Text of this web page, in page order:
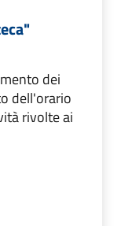
dei
dell'orario
rivolte ai